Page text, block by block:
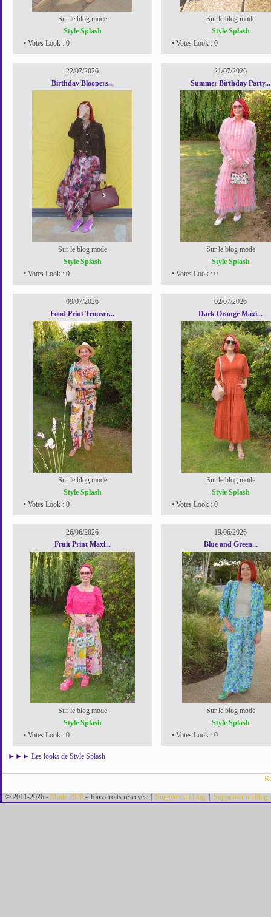
Sur le blog mode
Style Splash
• Votes Look : 0
Sur le blog mode
Style Splash
• Votes Look : 0
22/07/2026
Birthday Bloopers...
Sur le blog mode
Style Splash
• Votes Look : 0
21/07/2026
Summer Birthday Party...
Sur le blog mode
Style Splash
• Votes Look : 0
09/07/2026
Food Print Trouser...
Sur le blog mode
Style Splash
• Votes Look : 0
02/07/2026
Dark Orange Maxi...
Sur le blog mode
Style Splash
• Votes Look : 0
26/06/2026
Fruit Print Maxi...
Sur le blog mode
Style Splash
• Votes Look : 0
19/06/2026
Blue and Green...
Sur le blog mode
Style Splash
• Votes Look : 0
►►► Les looks de Style Splash
© 2011-2026 - Mode 2000 - Tous droits réservés | Suggérer un blog Supprimer un blog